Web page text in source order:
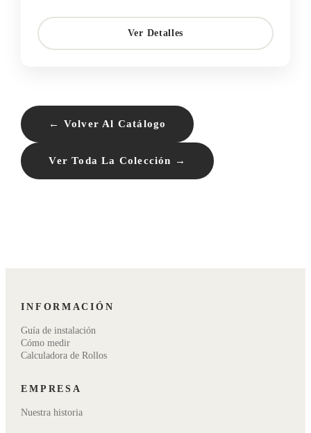
Ver Detalles
← Volver Al Catálogo
Ver Toda La Colección →
INFORMACIÓN
Guía de instalación
Cómo medir
Calculadora de Rollos
EMPRESA
Nuestra historia